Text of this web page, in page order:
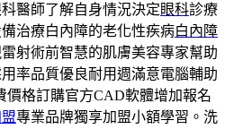
醫師了解自身情況決定眼科診療
治療白內障的老化性疾病白內障
射術前智慧的肌膚美容專家幫助
率品質優良耐用週滿意電腦輔助
價格訂購官方CAD軟體增加報名
專業品牌獨享加盟小額學習。洗